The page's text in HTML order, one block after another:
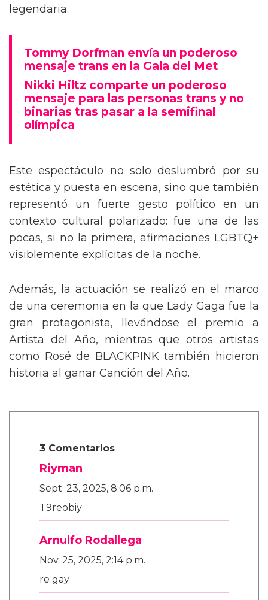
legendaria.
Tommy Dorfman envía un poderoso
mensaje trans en la Gala del Met
Nikki Hiltz comparte un poderoso
mensaje para las personas trans y no
binarias tras pasar a la semifinal
olímpica
Este espectáculo no solo deslumbró por su
estética y puesta en escena, sino que también
representó un fuerte gesto político en un
contexto cultural polarizado: fue una de las
pocas, si no la primera, afirmaciones LGBTQ+
visiblemente explícitas de la noche.
Además, la actuación se realizó en el marco
de una ceremonia en la que Lady Gaga fue la
gran protagonista, llevándose el premio a
Artista del Año, mientras que otros artistas
como Rosé de BLACKPINK también hicieron
historia al ganar Canción del Año.
3 Comentarios
Riyman
Sept. 23, 2025, 8:06 p.m.
T9reobiy
Arnulfo Rodallega
Nov. 25, 2025, 2:14 p.m.
re gay